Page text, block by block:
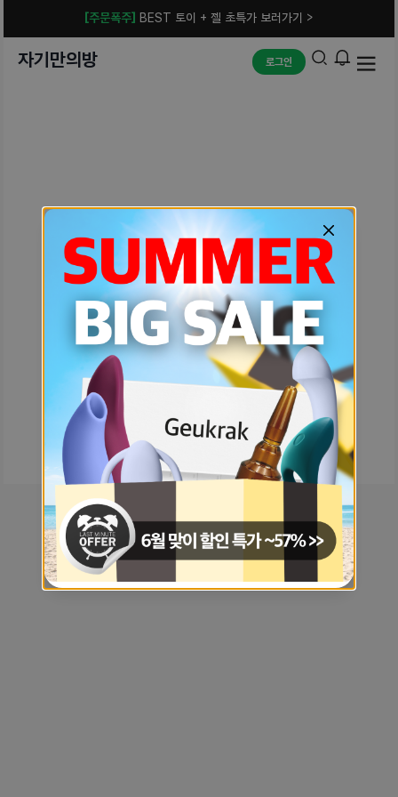
[주문폭주] BEST 토이 + 젤 초특가 보러가기 >
자기만의방 로그인
예상치 못한 에러입니다.